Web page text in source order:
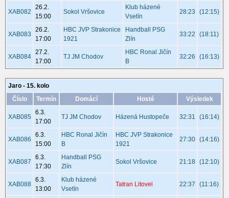
XAB082
26.2.
15:00
Sokol Vršovice
Klub házené
Vsetín
28:23 (12:15)
XAB083
26.2.
17:00
HBC JVP Strakonice
1921
Handball PSG
Zlín
33:22 (18:11)
XAB084
27.2.
17:00
TJ JM Chodov
HBC Ronal Jičín
B
32:26 (16:13)
Jaro - 15. kolo
Číslo
Termín Domácí Hosté Výsledek
XAB085
6.3.
17:00
TJ JM Chodov Házená Hustopeče 32:31 (16:14)
XAB086
6.3.
15:00
HBC Ronal Jičín
B
HBC JVP Strakonice
1921
27:30 (14:16)
XAB087
6.3.
17:30
Handball PSG
Zlín
Sokol Vršovice 21:18 (12:10)
XAB088
6.3.
13:00
Klub házené
Vsetín
Tatran Litovel 22:37 (11:16)